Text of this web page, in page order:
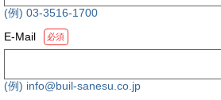
(例) 03-3516-1700
E-Mail
必須
(例) info@buil-sanesu.co.jp